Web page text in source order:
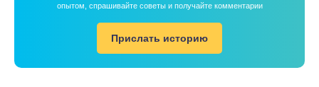
опытом, спрашивайте советы и получайте комментарии
Прислать историю